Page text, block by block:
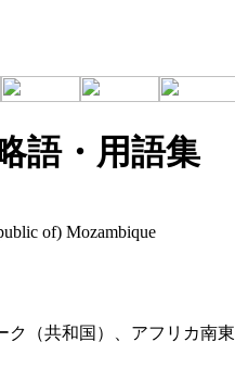
語・用語集
of) Mozambique
ク（共和国）、アフリカ南